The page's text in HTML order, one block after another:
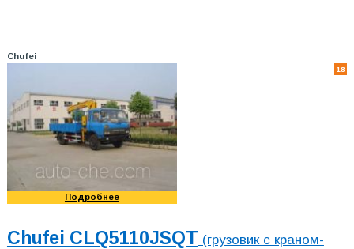
Chufei
18
Подробнее
Chufei CLQ5110JSQT (грузовик с краном-